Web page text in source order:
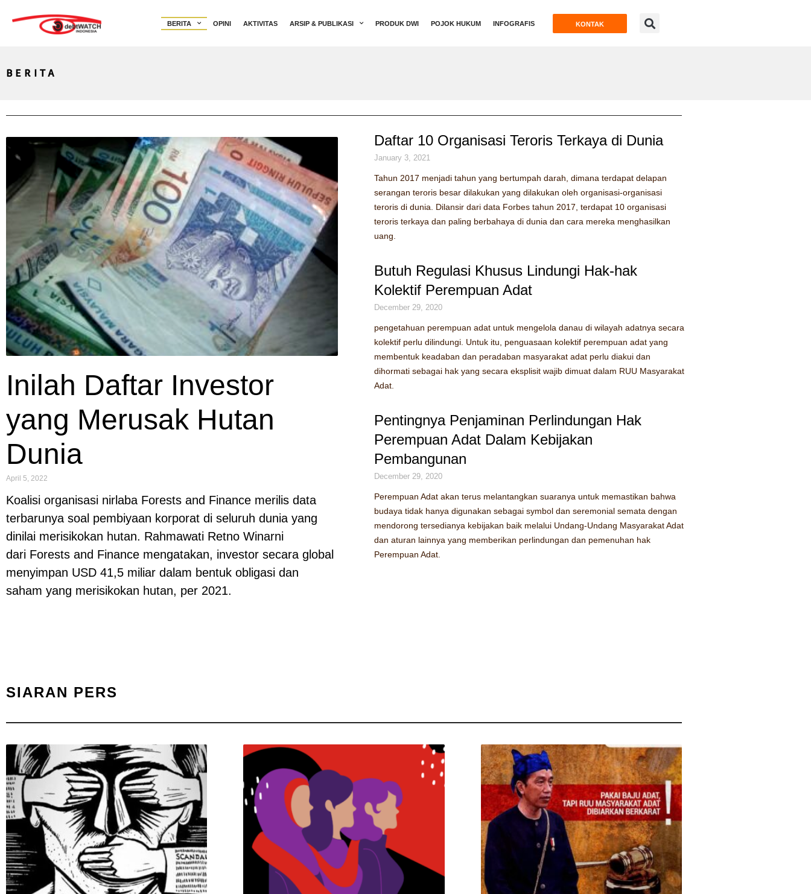
BERITA OPINI AKTIVITAS ARSIP & PUBLIKASI PRODUK DWI POJOK HUKUM INFOGRAFIS KONTAK
BERITA
Inilah Daftar Investor
yang Merusak Hutan
Dunia
April 5, 2022
Koalisi organisasi nirlaba Forests and Finance merilis data
terbarunya soal pembiyaan korporat di seluruh dunia yang
dinilai merisikokan hutan. Rahmawati Retno Winarni
dari Forests and Finance mengatakan, investor secara global
menyimpan USD 41,5 miliar dalam bentuk obligasi dan
saham yang merisikokan hutan, per 2021.
Daftar 10 Organisasi Teroris Terkaya di Dunia
January 3, 2021
Tahun 2017 menjadi tahun yang bertumpah darah, dimana terdapat delapan
serangan teroris besar dilakukan yang dilakukan oleh organisasi-organisasi
teroris di dunia. Dilansir dari data Forbes tahun 2017, terdapat 10 organisasi
teroris terkaya dan paling berbahaya di dunia dan cara mereka menghasilkan
uang.
Butuh Regulasi Khusus Lindungi Hak-hak
Kolektif Perempuan Adat
December 29, 2020
pengetahuan perempuan adat untuk mengelola danau di wilayah adatnya secara
kolektif perlu dilindungi. Untuk itu, penguasaan kolektif perempuan adat yang
membentuk keadaban dan peradaban masyarakat adat perlu diakui dan
dihormati sebagai hak yang secara eksplisit wajib dimuat dalam RUU Masyarakat
Adat.
Pentingnya Penjaminan Perlindungan Hak
Perempuan Adat Dalam Kebijakan
Pembangunan
December 29, 2020
Perempuan Adat akan terus melantangkan suaranya untuk memastikan bahwa
budaya tidak hanya digunakan sebagai symbol dan seremonial semata dengan
mendorong tersedianya kebijakan baik melalui Undang-Undang Masyarakat Adat
dan aturan lainnya yang memberikan perlindungan dan pemenuhan hak
Perempuan Adat.
SIARAN PERS